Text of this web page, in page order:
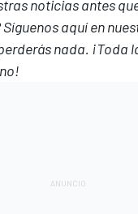
noticias antes
aquí en
nada. ¡Toda